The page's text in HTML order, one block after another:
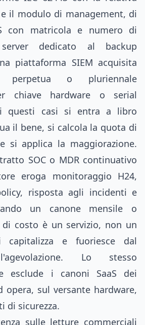
il modulo di management, di
con matricola e numero di
dedicato al backup
piattaforma SIEM acquisita
perpetua o pluriennale
chiave hardware o serial
questi casi si entra a libro
il bene, si calcola la quota di
si applica la maggiorazione.
SOC o MDR continuativo
eroga monitoraggio H24,
risposta agli incidenti e
un canone mensile o
di costo è un servizio, non un
capitalizza e fuoriesce dal
Lo stesso
esclude i canoni SaaS dei
opera, sul versante hardware,
di sicurezza.
sulle letture commerciali